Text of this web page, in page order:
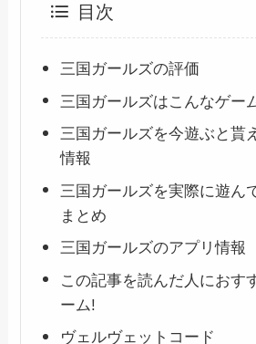
目次
三国ガールズの評価
三国ガールズはこんなゲー
三国ガールズを今遊ぶと貰
情報
三国ガールズを実際に遊ん
まとめ
三国ガールズのアプリ情報
この記事を読んだ人におす
ーム!
ヴェルヴェットコード